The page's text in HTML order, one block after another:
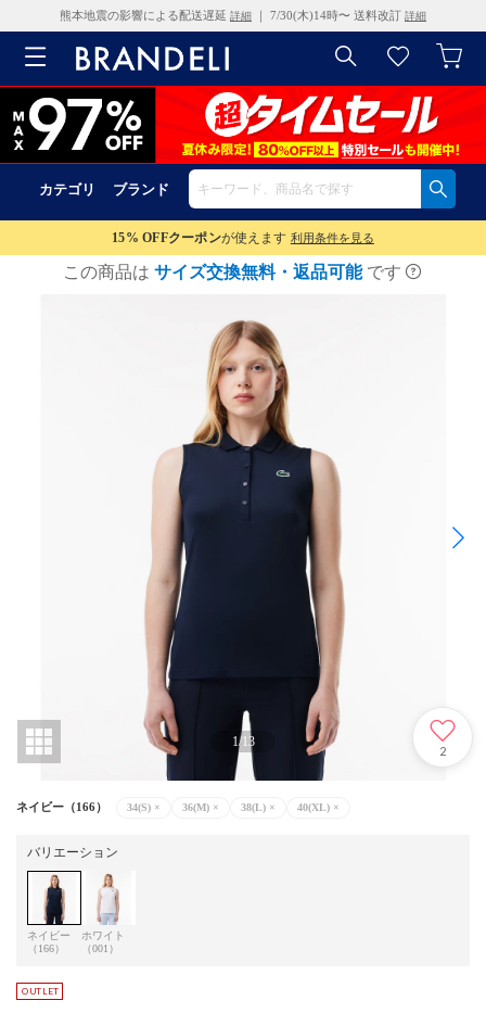
熊本地震の影響による配送遅延 詳細 ｜ 7/30(木)14時〜 送料改訂 詳細
カテゴリ ブランド
15% OFFクーポンが使えます 利用条件を見る
この商品は サイズ交換無料・返品可能 です
1/13
2
ネイビー（166） 34(S) × 36(M) × 38(L) × 40(XL) ×
バリエーション
ネイビー
（166）
ホワイト
（001）